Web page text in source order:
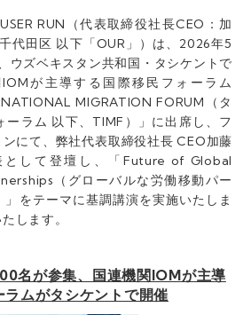
RUN（代表取締役社長CEO：加
代田区 以下「OUR」）は、2026年5
ウズベキスタン共和国・タシケントで
が主導する国際移民フォーラム
MIGRATION FORUM（タ
ーラム 以下、TIMF）」に出席し、フ
にて、弊社代表取締役社長 CEO加藤
として登壇し、「Future of Global
（グローバルな労働移動パー
」をテーマに基調講演を実施いたしま
します。
名が参集、国連機関IOMが主導
ムがタシケントで開催